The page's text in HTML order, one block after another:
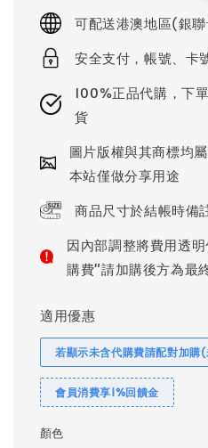
可配送港澳地區(銀
安全支付，帳號、卡
100%正品代購，下
貨
圖片版權與其商標均
本站僅做分享用途
商品尺寸於結帳時備
因內部調整將費用透
購費"請加購後方為最
適用優惠
若顯示未含代購費請配對加購
會員消費享1%回饋金
顏色